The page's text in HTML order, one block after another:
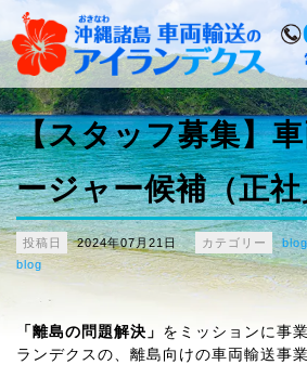
【スタッフ募集】
ージャー候補（正
投稿日 2024年07月21日 カテゴリー blog
blog
「離島の問題解決」 をミッションに事
ランデクスの、離島向けの車両輸送事